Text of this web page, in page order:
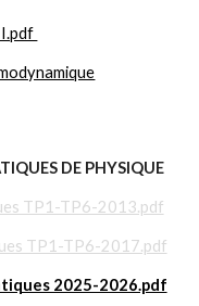
DE PHYSIQUE
TP1-TP6-2013.pdf
TP1-TP6-2017.pdf
2025-2026.pdf